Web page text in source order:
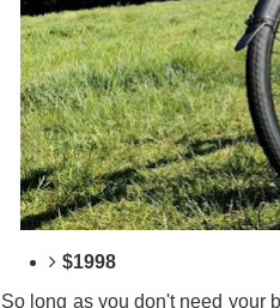
$1998
So long as you don't need your